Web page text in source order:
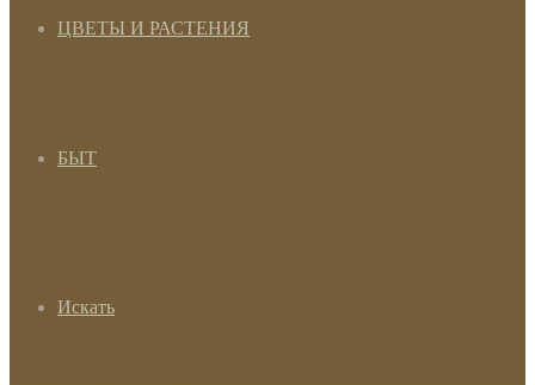
ЦВЕТЫ И РАСТЕНИЯ
БЫТ
Искать